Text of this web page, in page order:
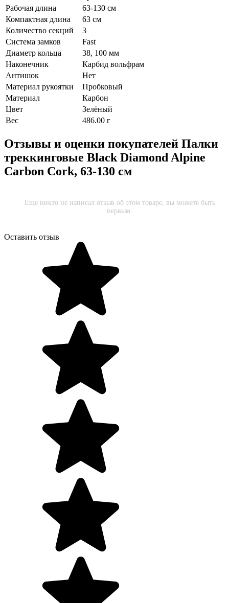
Рабочая длина
63-130 см
Компактная длина
63 см
Количество секций
3
Система замков
Fast
Диаметр кольца
38, 100 мм
Наконечник
Карбид вольфрам
Антишок
Нет
Материал рукоятки
Пробковый
Материал
Карбон
Цвет
Зелёный
Вес
486.00 г
Отзывы и оценки покупателей Палки
треккинговые Black Diamond Alpine
Carbon Cork, 63-130 см
Еще никто не написал отзыв об этом товаре, вы можете быть
первым.
Оставить отзыв